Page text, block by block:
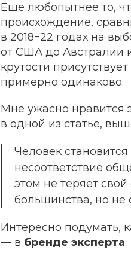
Еще любопытнее то,
происхождение,
в 2018−22 годах на
от США до Австралии
крутости
примерно одинаково.
Мне ужасно нравится
в одной из статье,
Человек
несоответствие
этом не теряет
большинства, но не
Интересно подумать,
— в бренде эксперта.